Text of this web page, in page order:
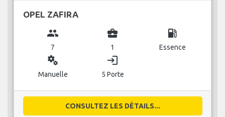
OPEL ZAFIRA
group
7
business_center
1
local_gas_station
Essence
miscellaneous_services
Manuelle
login
5 Porte
CONSULTEZ LES DÉTAILS...